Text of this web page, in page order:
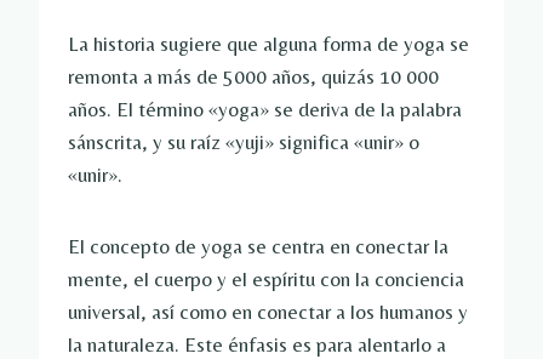
La historia sugiere que alguna forma de yoga se
remonta a más de 5000 años, quizás 10 000
años. El término «yoga» se deriva de la palabra
sánscrita, y su raíz «yuji» significa «unir» o
«unir».
El concepto de yoga se centra en conectar la
mente, el cuerpo y el espíritu con la conciencia
universal, así como en conectar a los humanos y
la naturaleza. Este énfasis es para alentarlo a